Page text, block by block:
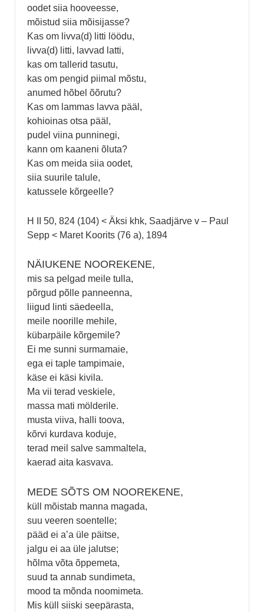
oodet siia hooveesse,
mõistud siia mõisijasse?
Kas om livva(d) litti löödu,
livva(d) litti, lavvad latti,
kas om tallerid tasutu,
kas om pengid piimal mõstu,
anumed hõbel õõrutu?
Kas om lammas lavva pääl,
kohioinas otsa pääl,
pudel viina punninegi,
kann om kaaneni õluta?
Kas om meida siia oodet,
siia suurile talule,
katussele kõrgeelle?
H II 50, 824 (104) < Äksi khk, Saadjärve v – Paul
Sepp < Maret Koorits (76 a), 1894
NÄIUKENE NOOREKENE,
mis sa pelgad meile tulla,
põrgud põlle panneenna,
liigud linti säedeella,
meile noorille mehile,
kübarpäile kõrgemile?
Ei me sunni surmamaie,
ega ei taple tampimaie,
käse ei käsi kivila.
Ma vii terad veskiele,
massa mati mölderile.
musta viiva, halli toova,
kõrvi kurdava koduje,
terad meil salve sammaltela,
kaerad aita kasvava.
MEDE SÕTS OM NOOREKENE,
küll mõistab manna magada,
suu veeren soentelle;
pääd ei a’a üle päitse,
jalgu ei aa üle jalutse;
hõlma võta õppemeta,
suud ta annab sundimeta,
mood ta mõnda noomimeta.
Mis küll siiski seepärasta,